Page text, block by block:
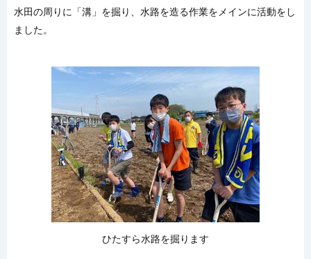
水田の周りに「溝」を掘り、水路を造る作業をメインに活動をし
ました。
ひたすら水路を掘ります